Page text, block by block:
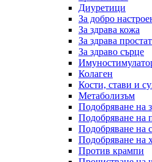
Диуретици
За добро
За здрава кожа
За здрава
За здраво сърце
Колаген
Кости, стави и
Метаболизъм
Подобряване на
Подобряване на
Подобряване на
Подобряване на
Против крампи